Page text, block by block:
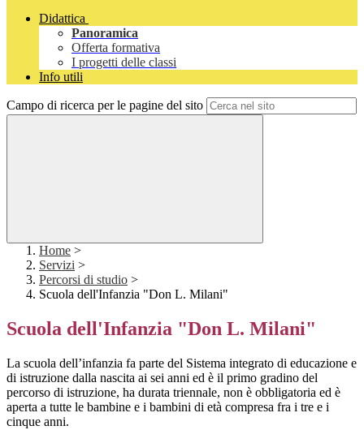
Didattica
Panoramica
Offerta formativa
I progetti delle classi
Info utili
Campo di ricerca per le pagine del sito
Home >
Servizi >
Percorsi di studio >
Scuola dell'Infanzia "Don L. Milani"
Scuola dell'Infanzia "Don L. Milani"
La scuola dell’infanzia fa parte del Sistema integrato di educazione e
di istruzione dalla nascita ai sei anni ed è il primo gradino del
percorso di istruzione, ha durata triennale, non è obbligatoria ed è
aperta a tutte le bambine e i bambini di età compresa fra i tre e i
cinque anni.